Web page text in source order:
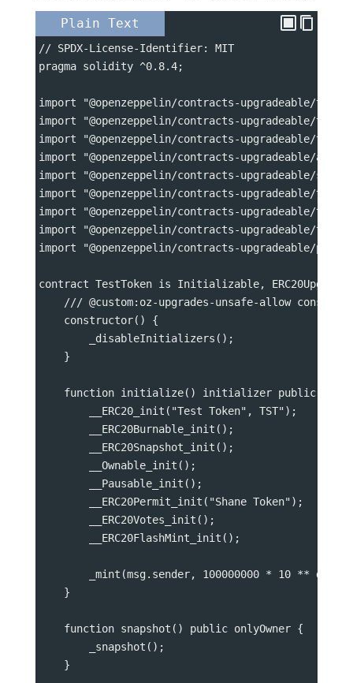
Plain Text
// SPDX-License-Identifier: MIT
pragma solidity ^0.8.4;
import "@openzeppelin/contracts-upgradeable/token/
import "@openzeppelin/contracts-upgradeable/
import "@openzeppelin/contracts-upgradeable/token/
import "@openzeppelin/contracts-upgradeable/
import "@openzeppelin/contracts-upgradeable/
import "@openzeppelin/contracts-upgradeable/
import "@openzeppelin/contracts-upgradeable/token/
import "@openzeppelin/contracts-upgradeable/
import "@openzeppelin/contracts-upgradeable/
contract TestToken is Initializable,
/// @custom:oz-upgrades-unsafe-allow
    constructor() {
        _disableInitializers();
    }
    function initialize() initializer public {
        __ERC20_init("Test Token", TST");
        __ERC20Burnable_init();
        __ERC20Snapshot_init();
        __Ownable_init();
        __Pausable_init();
        __ERC20Permit_init("Shane Token");
        __ERC20Votes_init();
        __ERC20FlashMint_init();
_mint(msg.sender, 100000000 * 10 **
    }
    function snapshot() public onlyOwner {
        _snapshot();
    }